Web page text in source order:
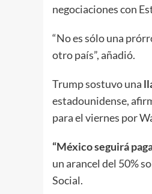
negociaciones con
“No es sólo una
otro país”, añadió.
Trump sostuvo una
estadounidense,
para el viernes por
“México seguirá
un arancel del 50%
Social.